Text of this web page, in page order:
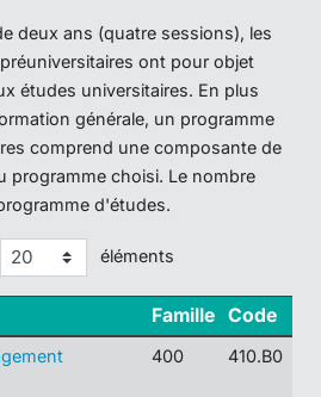
deux ans (quatre sessions), les
ont pour objet
études universitaires. En plus
générale, un programme
comprend une composante de
programme choisi. Le nombre
d'études.
éléments
Famille Code
400 410.B0